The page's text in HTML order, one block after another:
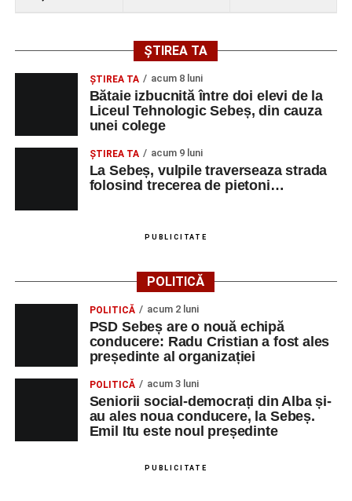
ȘTIREA TA
ŞTIREA TA acum 8 luni
Bătaie izbucnită între doi elevi de la
Liceul Tehnologic Sebeș, din cauza
unei colege
ŞTIREA TA acum 9 luni
La Sebeș, vulpile traverseaza strada
folosind trecerea de pietoni…
PUBLICITATE
POLITICĂ
POLITICĂ acum 2 luni
PSD Sebeș are o nouă echipă
conducere: Radu Cristian a fost ales
președinte al organizației
POLITICĂ acum 3 luni
Seniorii social-democrați din Alba și-
au ales noua conducere, la Sebeș.
Emil Itu este noul președinte
PUBLICITATE